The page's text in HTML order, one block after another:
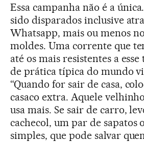
Essa campanha não é a
sido disparados inclusive
Whatsapp, mais ou menos
moldes. Uma corrente que
até os mais resistentes a
de prática típica do mundo
“Quando for sair de casa,
casaco extra. Aquele
usa mais. Se sair de carro,
cachecol, um par de sapatos
simples, que pode salvar